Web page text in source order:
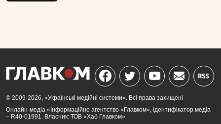
© 2009-2026, «Українські медійні системи». Всі права захищені
Онлайн-медіа «Інформаційне агентство «Главком», ідентифікатор медіа
– R40-01991. Власник: ТОВ «Хаб Главком»